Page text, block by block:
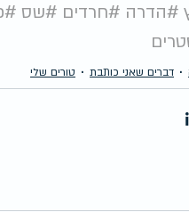
#הדרה #חרדים #שס
דברים שאני כותבת טורים שלי